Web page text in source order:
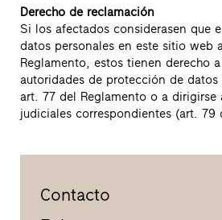
Derecho de reclamación
Si los afectados considerasen que
datos personales en este sitio web
Reglamento, estos tienen derecho
autoridades de protección de
art. 77 del Reglamento o a dirigirse
judiciales correspondientes (art. 79
Contacto